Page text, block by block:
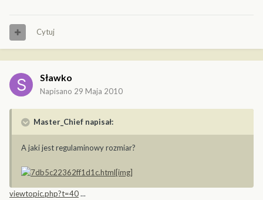
Cytuj
Sławko
Napisano 29 Maja 2010
Master_Chief napisał:
A jaki jest regulaminowy rozmiar?
viewtopic.php?t=40...